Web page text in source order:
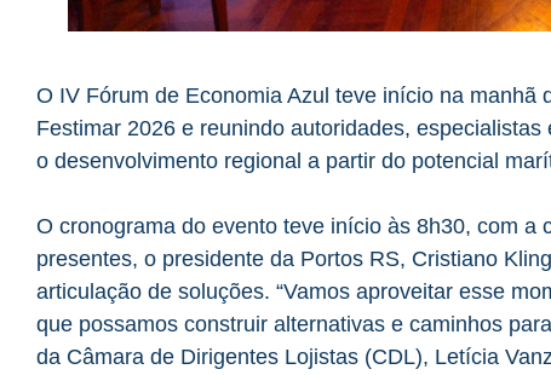
O IV Fórum de Economia Azul teve início na
Festimar 2026 e reunindo autoridades,
o desenvolvimento regional a partir do potencial
O cronograma do evento teve início às 8h30, com
presentes, o presidente da Portos RS, Cristiano
articulação de soluções. “Vamos aproveitar esse
que possamos construir alternativas e caminhos
da Câmara de Dirigentes Lojistas (CDL), Letícia